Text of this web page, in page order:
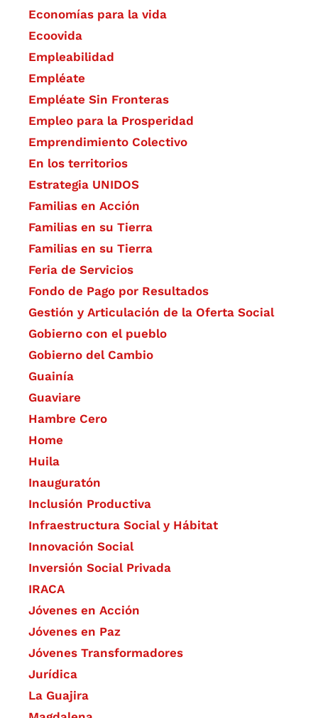
Economías para la vida
Ecoovida
Empleabilidad
Empléate
Empléate Sin Fronteras
Empleo para la Prosperidad
Emprendimiento Colectivo
En los territorios
Estrategia UNIDOS
Familias en Acción
Familias en su Tierra
Familias en su Tierra
Feria de Servicios
Fondo de Pago por Resultados
Gestión y Articulación de la Oferta Social
Gobierno con el pueblo
Gobierno del Cambio
Guainía
Guaviare
Hambre Cero
Home
Huila
Inauguratón
Inclusión Productiva
Infraestructura Social y Hábitat
​Innovación Social
Inversión Social Privada
IRACA
Jóvenes en Acción
Jóvenes en Paz
Jóvenes Transformadores
Jurídica
La Guajira